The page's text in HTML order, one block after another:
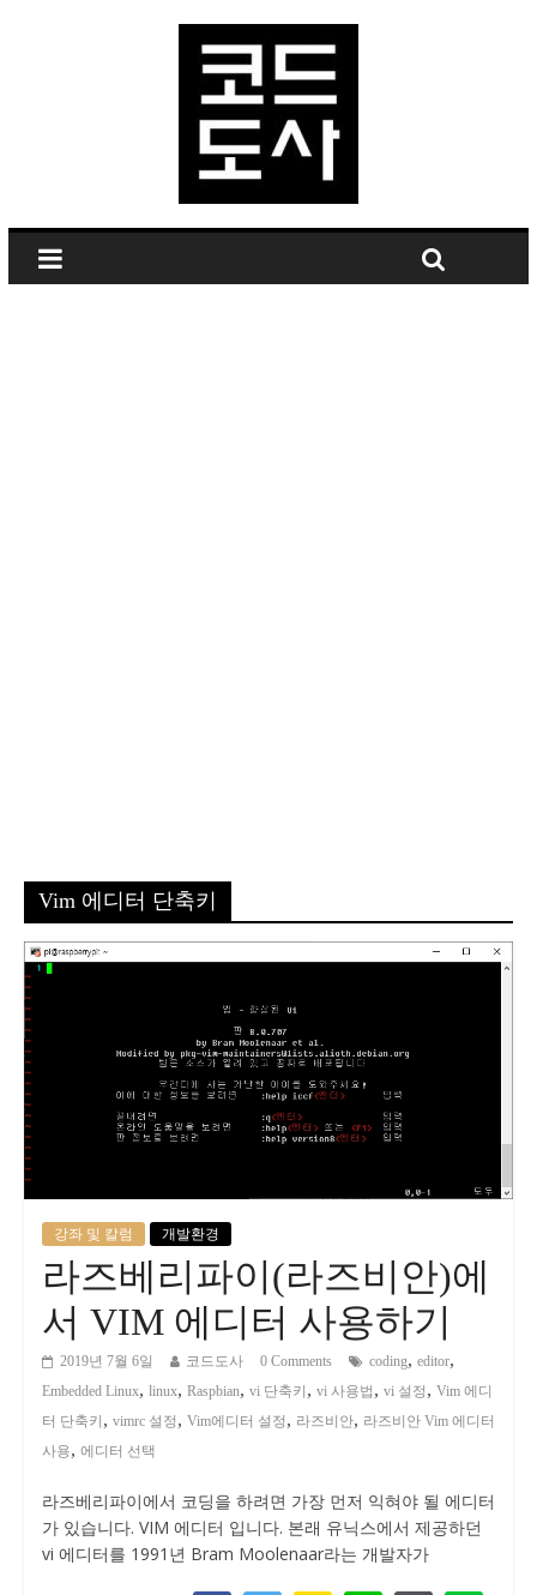
Vim 에디터 단축키
강좌 및 칼럼 개발환경
라즈베리파이(라즈비안)에
서 VIM 에디터 사용하기
2019년 7월 6일 코드도사 0 Comments coding, editor,
Embedded Linux, linux, Raspbian, vi 단축키 , vi 사용법 , vi 설정 , Vim 에디
터 단축키 , vimrc 설정 , Vim에디터 설정 , 라즈비안, 라즈비안 Vim 에디터
사용, 에디터 선택
라즈베리파이에서 코딩을 하려면 가장 먼저 익혀야 될 에디터
가 있습니다. VIM 에디터 입니다. 본래 유닉스에서 제공하던
vi 에디터를 1991년 Bram Moolenaar라는 개발자가